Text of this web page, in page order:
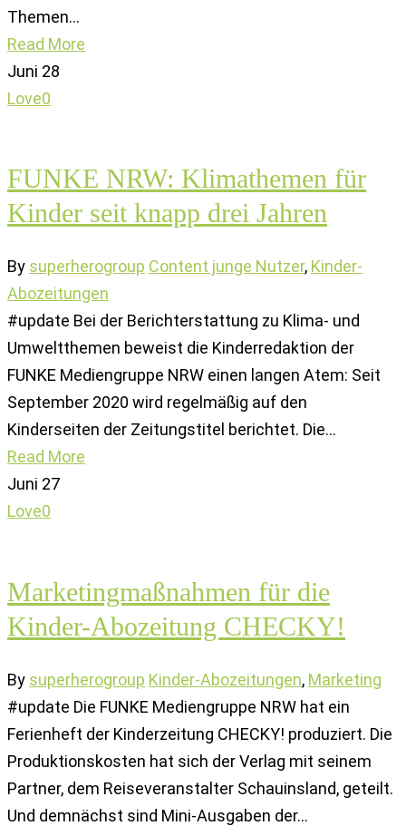
Themen…
Read More
Juni 28
Love0
FUNKE NRW: Klimathemen für
Kinder seit knapp drei Jahren
By superherogroup Content junge Nutzer, Kinder-
Abozeitungen
#update Bei der Berichterstattung zu Klima- und
Umweltthemen beweist die Kinderredaktion der
FUNKE Mediengruppe NRW einen langen Atem: Seit
September 2020 wird regelmäßig auf den
Kinderseiten der Zeitungstitel berichtet. Die…
Read More
Juni 27
Love0
Marketingmaßnahmen für die
Kinder-Abozeitung CHECKY!
By superherogroup Kinder-Abozeitungen, Marketing
#update Die FUNKE Mediengruppe NRW hat ein
Ferienheft der Kinderzeitung CHECKY! produziert. Die
Produktionskosten hat sich der Verlag mit seinem
Partner, dem Reiseveranstalter Schauinsland, geteilt.
Und demnächst sind Mini-Ausgaben der…